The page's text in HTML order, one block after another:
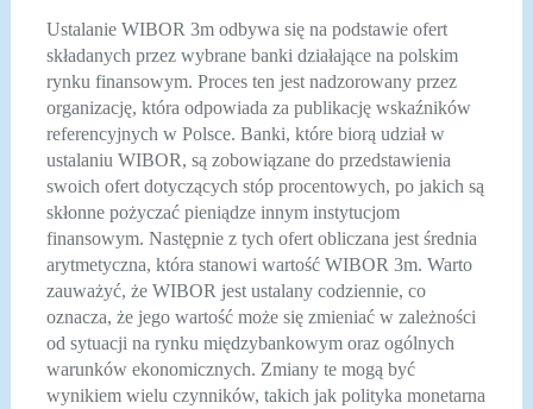
Ustalanie WIBOR 3m odbywa się na podstawie ofert
składanych przez wybrane banki działające na polskim
rynku finansowym. Proces ten jest nadzorowany przez
organizację, która odpowiada za publikację wskaźników
referencyjnych w Polsce. Banki, które biorą udział w
ustalaniu WIBOR, są zobowiązane do przedstawienia
swoich ofert dotyczących stóp procentowych, po jakich są
skłonne pożyczać pieniądze innym instytucjom
finansowym. Następnie z tych ofert obliczana jest średnia
arytmetyczna, która stanowi wartość WIBOR 3m. Warto
zauważyć, że WIBOR jest ustalany codziennie, co
oznacza, że jego wartość może się zmieniać w zależności
od sytuacji na rynku międzybankowym oraz ogólnych
warunków ekonomicznych. Zmiany te mogą być
wynikiem wielu czynników, takich jak polityka monetarna